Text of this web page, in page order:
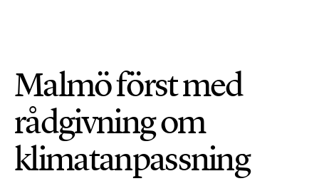
Malmö först med
rådgivning om
klimatanpassning